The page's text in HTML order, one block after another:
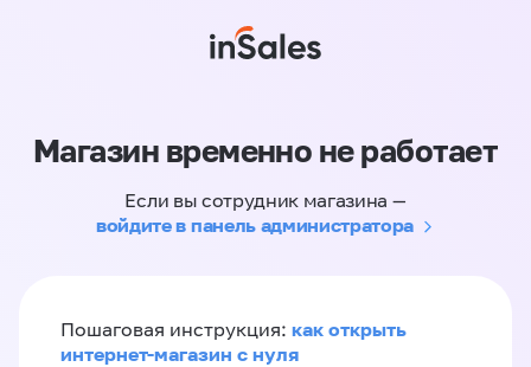
Магазин временно не работает
Если вы сотрудник магазина —
войдите в панель администратора
Пошаговая инструкция: как открыть
интернет-магазин с нуля